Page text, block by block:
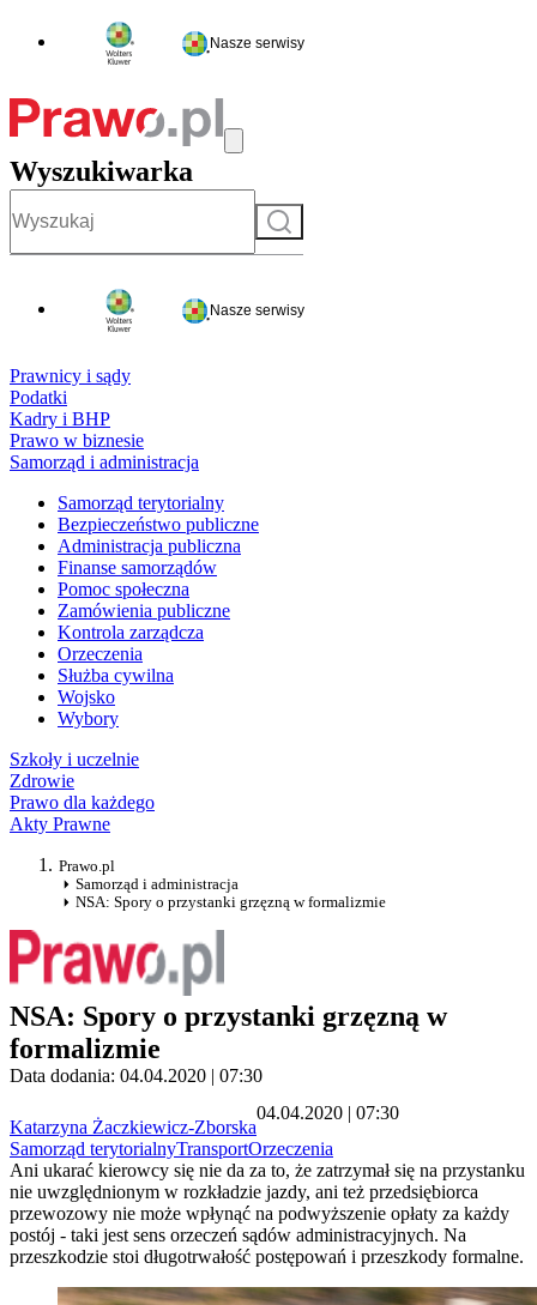
Nasze serwisy
Wyszukiwarka
Szukaj
Nasze serwisy
Prawnicy i sądy
Podatki
Kadry i BHP
Prawo w biznesie
Samorząd i administracja
Samorząd terytorialny
Bezpieczeństwo publiczne
Administracja publiczna
Finanse samorządów
Pomoc społeczna
Zamówienia publiczne
Kontrola zarządcza
Orzeczenia
Służba cywilna
Wojsko
Wybory
Szkoły i uczelnie
Zdrowie
Prawo dla każdego
Akty Prawne
Prawo.pl
Samorząd i administracja
NSA: Spory o przystanki grzęzną w formalizmie
NSA: Spory o przystanki grzęzną w
formalizmie
Data dodania: 04.04.2020 | 07:30
Katarzyna Żaczkiewicz-Zborska
04.04.2020 | 07:30
Samorząd terytorialnyTransportOrzeczenia
Ani ukarać kierowcy się nie da za to, że zatrzymał się na przystanku
nie uwzględnionym w rozkładzie jazdy, ani też przedsiębiorca
przewozowy nie może wpłynąć na podwyższenie opłaty za każdy
postój - taki jest sens orzeczeń sądów administracyjnych. Na
przeszkodzie stoi długotrwałość postępowań i przeszkody formalne.